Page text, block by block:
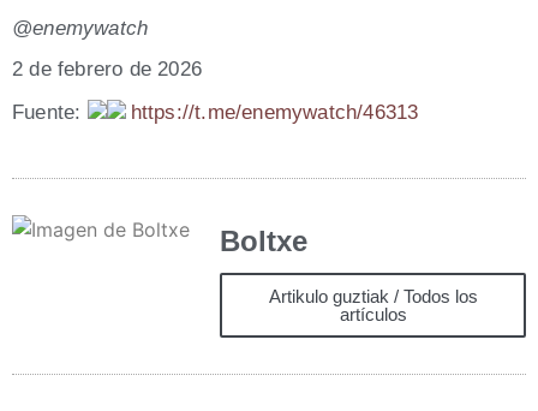
@enemywatch
2 de febre­ro de 2026
Fuen­te:
https://t.me/enemywatch/46313
Boltxe
Artikulo guztiak / Todos los
artículos